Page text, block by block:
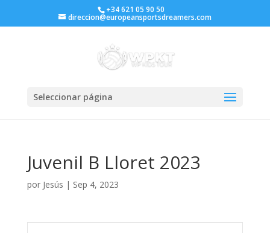
+34 621 05 90 50
direccion@europeansportsdreamers.com
Seleccionar página
Juvenil B Lloret 2023
por Jesús | Sep 4, 2023